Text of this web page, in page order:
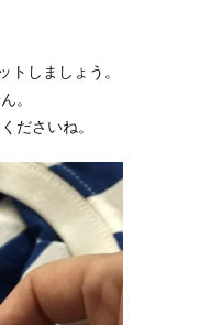
しましょう。
。
ださいね。